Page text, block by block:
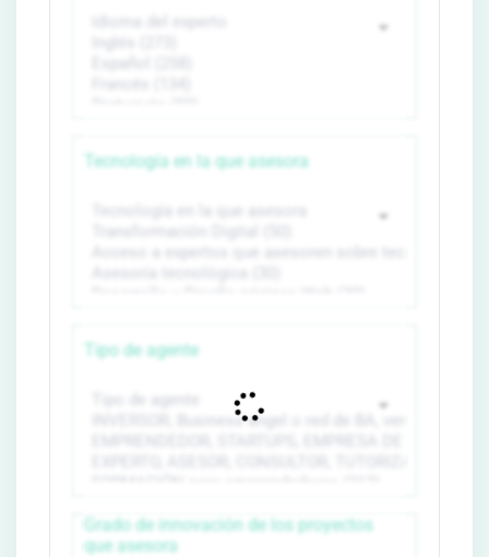
Tecnología en la que asesora
Tipo de agente
Grado de innovación de los proyectos
que asesora